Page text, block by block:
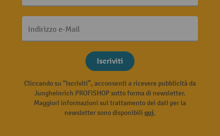
Indirizzo e-Mail
Iscriviti
Cliccando su “Iscriviti”, acconsenti a ricevere pubblicità da
Jungheinrich PROFISHOP sotto forma di newsletter.
Maggiori informazioni sul trattamento dei dati per la
newsletter sono disponibili qui.